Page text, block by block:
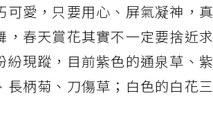
愛，只要用心、屏氣凝神，真
春天賞花其實不一定要捨近求
現蹤，目前紫色的通泉草、紫
柄菊、刀傷草；白色的白花三